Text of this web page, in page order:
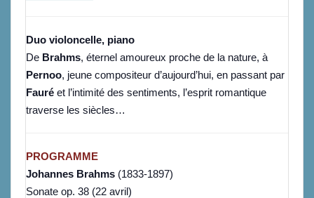
Duo violoncelle, piano
De Brahms, éternel amoureux proche de la nature, à
Pernoo, jeune compositeur d’aujourd’hui, en passant par
Fauré et l’intimité des sentiments, l’esprit romantique
traverse les siècles…
PROGRAMME
Johannes Brahms (1833-1897)
Sonate op. 38 (22 avril)